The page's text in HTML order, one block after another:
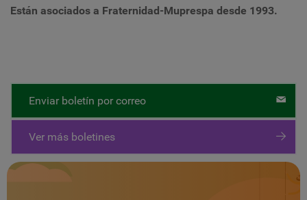
Están asociados a Fraternidad-Muprespa desde 1993.
Enviar boletín por correo
Ver más boletines